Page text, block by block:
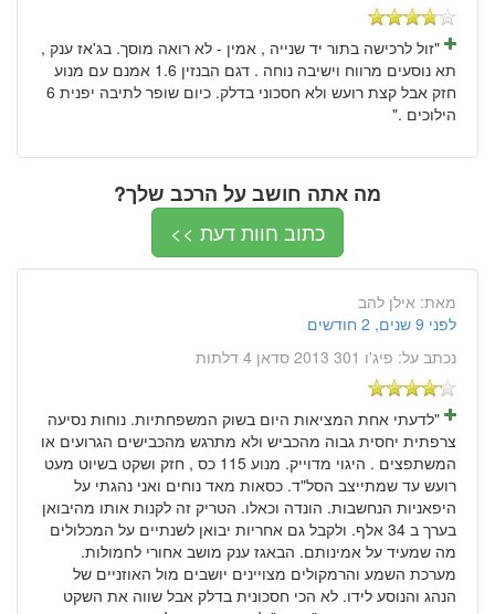
"זול לרכישה בתור יד שנייה , אמין - לא רואה מוסך. בג'אז ענק ,
תא נוסעים מרווח וישיבה נוחה . דגם הבנזין 1.6 אמנם עם מנוע
חזק אבל קצת רועש ולא חסכוני בדלק. כיום שופר לתיבה יפנית 6
הילוכים ."
מה אתה חושב על הרכב שלך?
כתוב חוות דעת >>
מאת: אילן להב
לפני 9 שנים, 2 חודשים
נכתב על: פיג'ו 301 2013 סדאן 4 דלתות
"לדעתי אחת המציאות היום בשוק המשפחתיות. נוחות נסיעה
צרפתית יחסית גבוה מהכביש ולא מתרגש מהכבישים הגרועים או
המשתפצים . היגוי מדוייק. מנוע 115 כס , חזק ושקט בשיוט מעט
רועש עד שמתייצב הסל"ד. כסאות מאד נוחים ואני נהגתי על
היפאניות הנחשבות. הונדה וכאלו. הטריק זה לקנות אותו מהיבואן
בערך ב 34 אלף. ולקבל גם אחריות יבואן לשנתיים על המכלולים
מה שמעיד על אמינותם. הבאגז ענק מושב אחורי לחמולות.
מערכת השמע והרמקולים מצויינים יושבים מול האוזניים של
הנהג והנוסע לידו. לא הכי חסכונית בדלק אבל שווה את השקט